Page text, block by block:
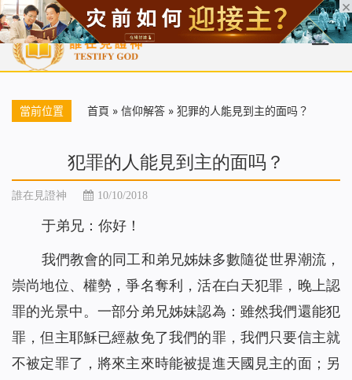
首頁 每日靈糧 天國福音 基督徒見證 信仰解答 聖經
當前位置 首頁 » 信仰解答 » 犯罪的人能見到主的面吗？
犯罪的人能見到主的面吗？
誰在見證神 10/10/2018
于弟兄：你好！
我們教會的同工和弟兄姊妹多數隨從世界潮流，
崇尚地位、權勢，爭名奪利，活在白天犯罪，晚上認
罪的光景中。一部分弟兄姊妹認為：雖然我們還能犯
罪，但主耶穌已經赦免了我們的罪，我們只要信主就
不被定罪了，將來主來時能被提進天國見主的面；另